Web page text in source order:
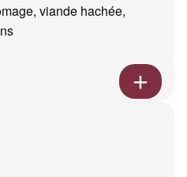
viande hachée,